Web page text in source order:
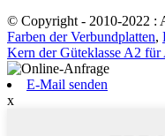
© Copyright - 2010-2022 :
Farben der Verbundplatten,
Kern der Güteklasse A2 für
E-Mail senden
x